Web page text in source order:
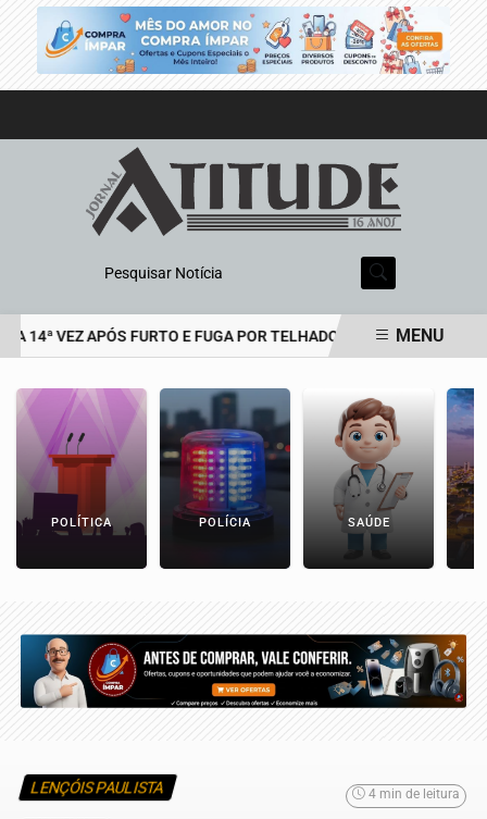
Pesquisar Notícia
14ª VEZ APÓS FURTO E FUGA POR TELHADOS HOMEM É
MENU
POLÍTICA POLÍCIA SAÚDE
LENÇÓIS PAULISTA 4 min de leitura